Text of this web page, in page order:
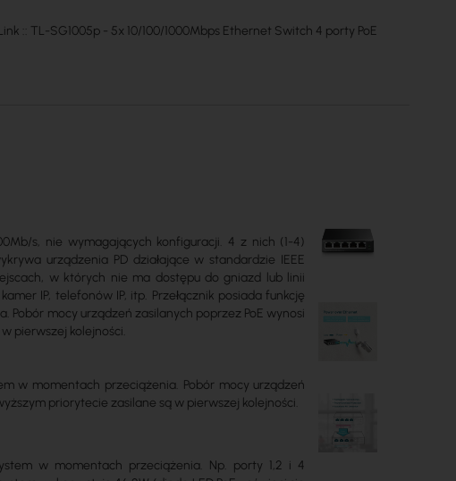
:: TL-SG1005p - 5x 10/100/1000Mbps Ethernet Switch 4 porty PoE
s, nie wymagających konfiguracji. 4 z nich (1-4)
urządzenia PD działające w standardzie IEEE
w których nie ma dostępu do gniazd lub linii
IP, telefonów IP, itp. Przełącznik posiada funkcję
mocy urządzeń zasilanych poprzez PoE wynosi
pierwszej kolejności.
w momentach przeciążenia. Pobór mocy urządzeń
priorytecie zasilane są w pierwszej kolejności.
w momentach przeciążenia. Np. porty 1,2 i 4